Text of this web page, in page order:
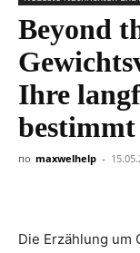
Beyond
Ihre
bestimmt
по maxwelhelp -
Die Erzählung um